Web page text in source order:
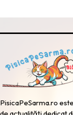
PisicaPeSarma.ro